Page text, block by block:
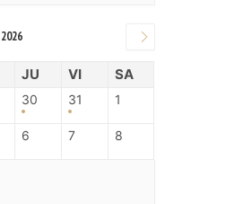
JU VI SA
30 31 1
6 7 8